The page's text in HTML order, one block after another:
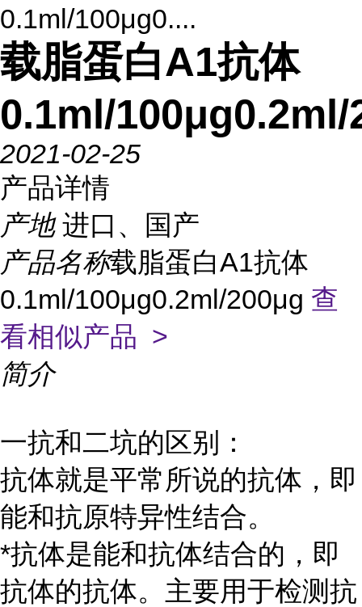
0.1ml/100μg0....
载脂蛋白A1抗体
0.1ml/100μg0.2ml/
2021-02-25
产品详情
产地 进口、国产
产品名称载脂蛋白A1抗体
0.1ml/100μg0.2ml/200μg 查
看相似产品 >
简介
一抗和二坑的区别：
抗体就是平常所说的抗体，即
能和抗原特异性结合。
*抗体是能和抗体结合的，即
抗体的抗体。主要用于检测抗